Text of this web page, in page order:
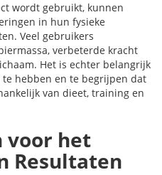
wordt gebruikt, kunnen
in hun fysieke
Veel gebruikers
verbeterde kracht
Het is echter belangrijk
hebben en te begrijpen dat
van dieet, training en
voor het
Resultaten